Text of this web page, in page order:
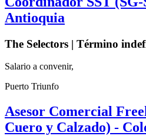
Antioquia
The Selectors | Término
Salario a convenir,
Puerto Triunfo
Asesor Comercial
Cuero y Calzado) -